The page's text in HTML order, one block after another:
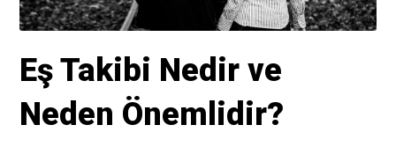
Eş Takibi Nedir ve
Neden Önemlidir?